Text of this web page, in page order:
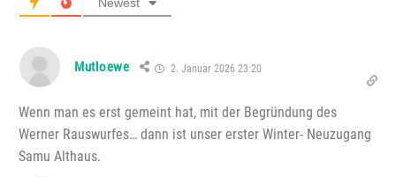
Mutloewe 2. Januar 2026 23:20
Wenn man es erst gemeint hat, mit der Begründung des
Werner Rauswurfes… dann ist unser erster Winter- Neuzugang
Samu Althaus.